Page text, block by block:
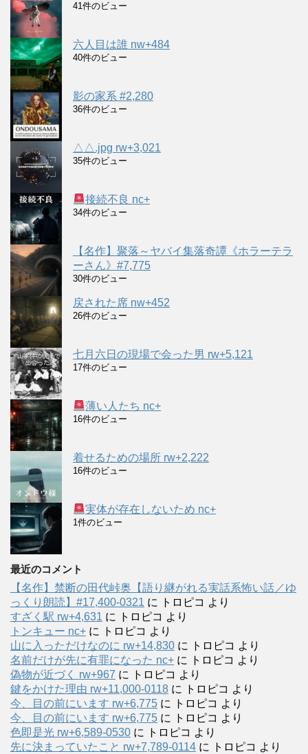
41件のビュー
六人目は誰 nw+484
40件のビュー
影の家系 #2,280
36件のビュー
△△.jpg rw+3,021
35件のビュー
接続不良 nc+
34件のビュー
【名作】聚落～ヤバイ集落奇譚《ホラーテラ
ーさん》#7,775
30件のビュー
戻された席 nw+452
26件のビュー
七月六日の現場で会った男 rw+5,121
17件のビュー
薄い人たち nc+
16件のビュー
着せるための場所 rw+2,222
16件のビュー
実体が存在しないため nc+
1件のビュー
最近のコメント
【名作】禁断の田代峠奥【語り継がれる実話系怖い話／ゆ
っくり朗読】#17,400-0321 に トロピコ より
すざく駅 rw+4,631 に トロピコ より
トンキュー nc+ に トロピコ より
山に入っただけなのに rw+14,830 に トロピコ より
名前だけが先に有罪になった nc+ に トロピコ より
偽物が近づく rw+967 に トロピコ より
鍵をかけた理由 rw+11,000-0118 に トロピコ より
今、目の前にいます rw+6,775 に トロピコ より
今、目の前にいます rw+6,775 に トロピコ より
色即是光 rw+6,589-0530 に トロピコ より
先に決まっていたこと rw+7,789-0114 に トロピコ より